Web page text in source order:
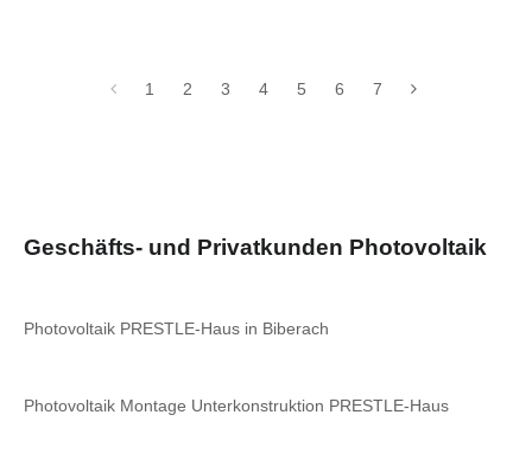
1 2 3 4 5 6 7
Geschäfts- und Privatkunden Photovoltaik
Photovoltaik PRESTLE-Haus in Biberach
Photovoltaik Montage Unterkonstruktion PRESTLE-Haus